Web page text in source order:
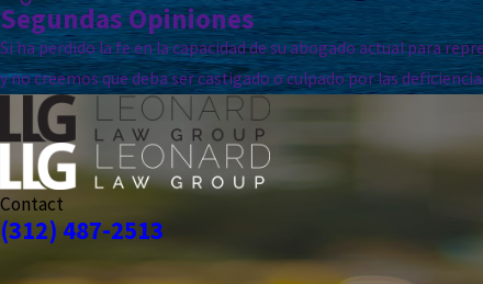
Segundas Opiniones
Si ha perdido la fe en la capacidad de su abogado actual para
y no creemos que deba ser castigado o culpado por las
Contact
(312) 487-2513